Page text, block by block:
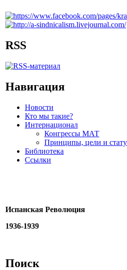
RSS
Навигация
Новости
Кто мы такие?
Интернационал
Конгрессы МАТ
Принципы, цели и
Библиотека
Ссылки
Испанская Революция
1936-1939
Поиск